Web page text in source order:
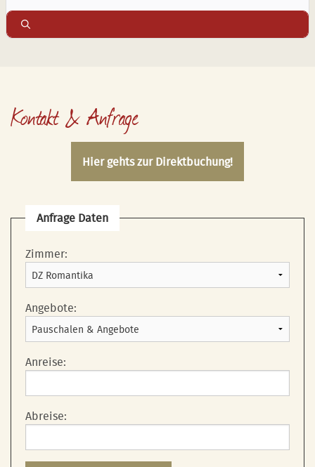
Kontakt & Anfrage
Hier gehts zur Direktbuchung!
Anfrage Daten
Zimmer:
Angebote:
Anreise:
Abreise: